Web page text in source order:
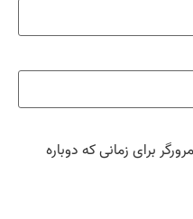
برای زمانی که دوباره